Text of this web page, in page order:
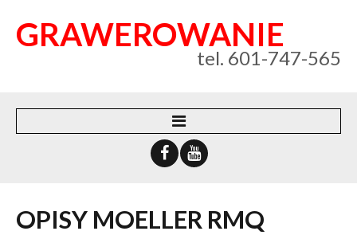
GRAWEROWANIE
tel. 601-747-565
KONTAKT
OPISY MOELLER RMQ